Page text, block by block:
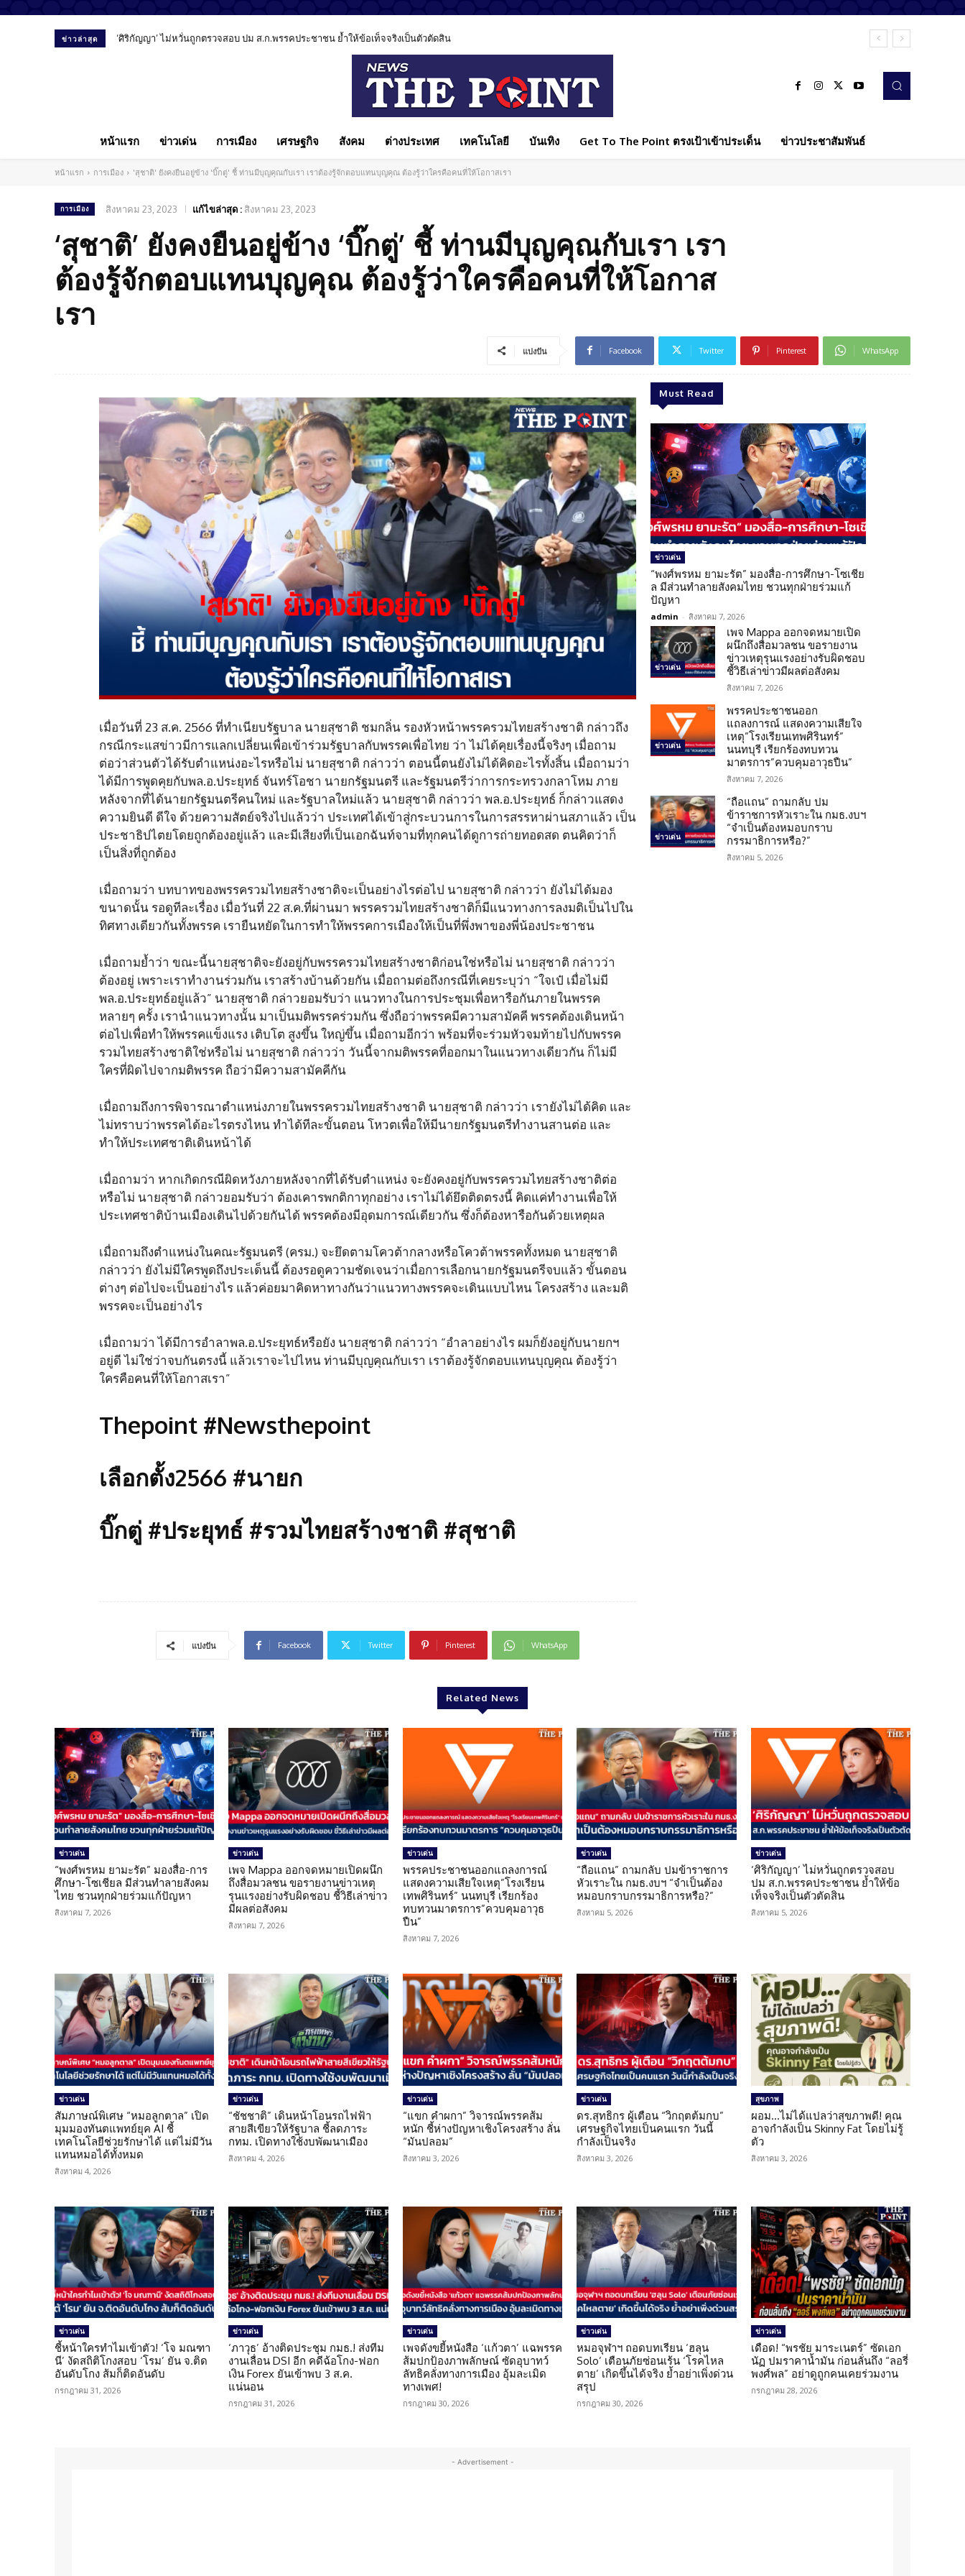
ข่าวล่าสุด “พงศ์พรหม ยามะรัต” มองสื่อ-การศึกษา-โซเชียล มีส่วนทำลายสังคมไทย ชวนทุกฝ่ายร่วมแก้ปัญหา
‘ศิริกัญญา’ ไม่หวั่นถูกตรวจสอบ ปม ส.ก.พรรคประชาชน ย้ำให้ข้อเท็จจริงเป็นตัวตัดสิน
หน้าแรก ข่าวเด่น การเมือง เศรษฐกิจ สังคม ต่างประเทศ เทคโนโลยี บันเทิง Get To The Point ตรงเป้าเข้าประเด็น ข่าวประชาสัมพันธ์
หน้าแรก การเมือง 'สุชาติ' ยังคงยืนอยู่ข้าง 'บิ๊กตู่' ชี้ ท่านมีบุญคุณกับเรา เราต้องรู้จักตอบแทนบุญคุณ ต้องรู้ว่าใครคือคนที่ให้โอกาสเรา
การเมือง สิงหาคม 23, 2023 แก้ไขล่าสุด : สิงหาคม 23, 2023
‘สุชาติ’ ยังคงยืนอยู่ข้าง ‘บิ๊กตู่’ ชี้ ท่านมีบุญคุณกับเรา เรา
ต้องรู้จักตอบแทนบุญคุณ ต้องรู้ว่าใครคือคนที่ให้โอกาส
เรา
แบ่งปัน Facebook Twitter Pinterest WhatsApp
เมื่อวันที่ 23 ส.ค. 2566 ที่ทำเนียบรัฐบาล นายสุชาติ ชมกลิ่น รองหัวหน้าพรรครวมไทยสร้างชาติ กล่าวถึง
กรณีกระแสข่าวมีการแลกเปลี่ยนเพื่อเข้าร่วมรัฐบาลกับพรรคเพื่อไทย ว่า ไม่ได้คุยเรื่องนี้จริงๆ เมื่อถาม
ต่อว่าส่วนตัวได้รับตำแหน่งอะไรหรือไม่ นายสุชาติ กล่าวว่า ตอนนี้ตนยังไม่ได้คิดอะไรทั้งสิ้น เมื่อถามว่า
ได้มีการพูดคุยกับพล.อ.ประยุทธ์ จันทร์โอชา นายกรัฐมนตรี และรัฐมนตรีว่าการกระทรวงกลาโหม ภาย
หลังจากที่ได้นายกรัฐมนตรีคนใหม่ และรัฐบาลใหม่แล้ว นายสุชาติ กล่าวว่า พล.อ.ประยุทธ์ ก็กล่าวแสดง
ความยินดี ดีใจ ด้วยความสัตย์จริงไปแล้วว่า ประเทศได้เข้าสู่กระบวนการในการสรรหาผ่านสภาแล้ว เป็น
ประชาธิปไตยโดยถูกต้องอยู่แล้ว และมีเสียงที่เป็นเอกฉันท์จามที่ทุกคนได้ดูการถ่ายทอดสด ตนคิดว่าก็
เป็นสิ่งที่ถูกต้อง
เมื่อถามว่า บทบาทของพรรครวมไทยสร้างชาติจะเป็นอย่างไรต่อไป นายสุชาติ กล่าวว่า ยังไม่ได้มอง
ขนาดนั้น รอดูทีละเรื่อง เมื่อวันที่ 22 ส.ค.ที่ผ่านมา พรรครวมไทยสร้างชาติก็มีแนวทางการลงมติเป็นไปใน
ทิศทางเดียวกันทั้งพรรค เรายืนหยัดในการทำให้พรรคการเมืองให้เป็นที่พึ่งพาของพี่น้องประชาชน
เมื่อถามย้ำว่า ขณะนี้นายสุชาติจะยังอยู่กับพรรครวมไทยสร้างชาติก่อนใช่หรือไม่ นายสุชาติ กล่าวว่า
ต้องอยู่ เพราะเราทำงานร่วมกัน เราสร้างบ้านด้วยกัน เมื่อถามต่อถึงกรณีที่เคยระบุว่า “ใจเป๋ เมื่อไม่มี
พล.อ.ประยุทธ์อยู่แล้ว” นายสุชาติ กล่าวยอมรับว่า แนวทางในการประชุมเพื่อหารือกันภายในพรรค
หลายๆ ครั้ง เรานำแนวทางนั้น มาเป็นมติพรรคร่วมกัน ซึ่งถือว่าพรรคมีความสามัคคี พรรคต้องเดินหน้า
ต่อไปเพื่อทำให้พรรคแข็งแรง เติบโต สูงขึ้น ใหญ่ขึ้น เมื่อถามอีกว่า พร้อมที่จะร่วมหัวจมท้ายไปกับพรรค
รวมไทยสร้างชาติใช่หรือไม่ นายสุชาติ กล่าวว่า วันนี้จากมติพรรคที่ออกมาในแนวทางเดียวกัน ก็ไม่มี
ใครที่ผิดไปจากมติพรรค ถือว่ามีความสามัคคีกัน
เมื่อถามถึงการพิจารณาตำแหน่งภายในพรรครวมไทยสร้างชาติ นายสุชาติ กล่าวว่า เรายังไม่ได้คิด และ
ไม่ทราบว่าพรรคได้อะไรตรงไหน ทำได้ทีละขั้นตอน โหวตเพื่อให้มีนายกรัฐมนตรีทำงานสานต่อ และ
ทำให้ประเทศชาติเดินหน้าได้
เมื่อถามว่า หากเกิดกรณีผิดหวังภายหลังจากที่ได้รับตำแหน่ง จะยังคงอยู่กับพรรครวมไทยสร้างชาติต่อ
หรือไม่ นายสุชาติ กล่าวยอมรับว่า ต้องเคารพกติกาทุกอย่าง เราไม่ได้ยึดติดตรงนี้ คิดแค่ทำงานเพื่อให้
ประเทศชาติบ้านเมืองเดินไปด้วยกันได้ พรรคต้องมีอุดมการณ์เดียวกัน ซึ่งก็ต้องหารือกันด้วยเหตุผล
เมื่อถามถึงตำแหน่งในคณะรัฐมนตรี (ครม.) จะยึดตามโควต้ากลางหรือโควต้าพรรคทั้งหมด นายสุชาติ
กล่าวว่า ยังไม่มีใครพูดถึงประเด็นนี้ ต้องรอดูความชัดเจนว่าเมื่อการเลือกนายกรัฐมนตรีจบแล้ว ขั้นตอน
ต่างๆ ต่อไปจะเป็นอย่างไร แล้วค่อยมาคิดหาทางกันว่าแนวทางพรรคจะเดินแบบไหน โครงสร้าง และมติ
พรรคจะเป็นอย่างไร
เมื่อถามว่า ได้มีการอำลาพล.อ.ประยุทธ์หรือยัง นายสุชาติ กล่าวว่า “อำลาอย่างไร ผมก็ยังอยู่กับนายกฯ
อยู่ดี ไม่ใช่ว่าจบกันตรงนี้ แล้วเราจะไปไหน ท่านมีบุญคุณกับเรา เราต้องรู้จักตอบแทนบุญคุณ ต้องรู้ว่า
ใครคือคนที่ให้โอกาสเรา”
Thepoint #Newsthepoint
เลือกตั้ง2566 #นายก
บิ๊กตู่ #ประยุทธ์ #รวมไทยสร้างชาติ #สุชาติ
แบ่งปัน Facebook Twitter Pinterest WhatsApp
Must Read
ข่าวเด่น
“พงศ์พรหม ยามะรัต” มองสื่อ-การศึกษา-โซเชีย
ล มีส่วนทำลายสังคมไทย ชวนทุกฝ่ายร่วมแก้
ปัญหา
admin - สิงหาคม 7, 2026
ข่าวเด่น
เพจ Mappa ออกจดหมายเปิด
ผนึกถึงสื่อมวลชน ขอรายงาน
ข่าวเหตุรุนแรงอย่างรับผิดชอบ
ชี้วิธีเล่าข่าวมีผลต่อสังคม
สิงหาคม 7, 2026
ข่าวเด่น
พรรคประชาชนออก
แถลงการณ์ แสดงความเสียใจ
เหตุ”โรงเรียนเทพศิรินทร์”
นนทบุรี เรียกร้องทบทวน
มาตรการ”ควบคุมอาวุธปืน”
สิงหาคม 7, 2026
ข่าวเด่น
“ถือแถน” ถามกลับ ปม
ข้าราชการหัวเราะใน กมธ.งบฯ
“จำเป็นต้องหมอบกราบ
กรรมาธิการหรือ?”
สิงหาคม 5, 2026
Related News
ข่าวเด่น
“พงศ์พรหม ยามะรัต” มองสื่อ-การ
ศึกษา-โซเชียล มีส่วนทำลายสังคม
ไทย ชวนทุกฝ่ายร่วมแก้ปัญหา
สิงหาคม 7, 2026
ข่าวเด่น
เพจ Mappa ออกจดหมายเปิดผนึก
ถึงสื่อมวลชน ขอรายงานข่าวเหตุ
รุนแรงอย่างรับผิดชอบ ชี้วิธีเล่าข่าว
มีผลต่อสังคม
สิงหาคม 7, 2026
ข่าวเด่น
พรรคประชาชนออกแถลงการณ์
แสดงความเสียใจเหตุ”โรงเรียน
เทพศิรินทร์” นนทบุรี เรียกร้อง
ทบทวนมาตรการ”ควบคุมอาวุธ
ปืน”
สิงหาคม 7, 2026
ข่าวเด่น
“ถือแถน” ถามกลับ ปมข้าราชการ
หัวเราะใน กมธ.งบฯ “จำเป็นต้อง
หมอบกราบกรรมาธิการหรือ?”
สิงหาคม 5, 2026
ข่าวเด่น
‘ศิริกัญญา’ ไม่หวั่นถูกตรวจสอบ
ปม ส.ก.พรรคประชาชน ย้ำให้ข้อ
เท็จจริงเป็นตัวตัดสิน
สิงหาคม 5, 2026
ข่าวเด่น
สัมภาษณ์พิเศษ “หมอลูกตาล” เปิด
มุมมองทันตแพทย์ยุค AI ชี้
เทคโนโลยีช่วยรักษาได้ แต่ไม่มีวัน
แทนหมอได้ทั้งหมด
สิงหาคม 4, 2026
ข่าวเด่น
“ชัชชาติ” เดินหน้าโอนรถไฟฟ้า
สายสีเขียวให้รัฐบาล ชี้ลดภาระ
กทม. เปิดทางใช้งบพัฒนาเมือง
สิงหาคม 4, 2026
ข่าวเด่น
“แขก คำผกา” วิจารณ์พรรคส้ม
หนัก ชี้ห่างปัญหาเชิงโครงสร้าง ลั่น
“มันปลอม”
สิงหาคม 3, 2026
ข่าวเด่น
ดร.สุทธิกร ผู้เตือน “วิกฤตต้มกบ”
เศรษฐกิจไทยเป็นคนแรก วันนี้
กำลังเป็นจริง
สิงหาคม 3, 2026
สุขภาพ
ผอม…ไม่ได้แปลว่าสุขภาพดี! คุณ
อาจกำลังเป็น Skinny Fat โดยไม่รู้
ตัว
สิงหาคม 3, 2026
ข่าวเด่น
ชี้หน้าใครทำไมเข้าตัว! ‘โจ มณฑา
นี’ งัดสถิติโกงสอบ ‘โรม’ ยัน จ.ติด
อันดับโกง ส้มก็ติดอันดับ
กรกฎาคม 31, 2026
ข่าวเด่น
‘ภาวุธ’ อ้างติดประชุม กมธ.! ส่งทีม
งานเลื่อน DSI อีก คดีฉ้อโกง-ฟอก
เงิน Forex ยันเข้าพบ 3 ส.ค.
แน่นอน
กรกฎาคม 31, 2026
ข่าวเด่น
เพจดังขยี้หนังสือ ‘แก้วตา’ แฉพรรค
ส้มปกป้องภาพลักษณ์ ซัดอุบาทว์
ลัทธิคลั่งทางการเมือง อุ้มละเมิด
ทางเพศ!
กรกฎาคม 30, 2026
ข่าวเด่น
หมอจุฬาฯ ถอดบทเรียน ‘ฮลุน
Solo’ เตือนภัยซ่อนเร้น ‘โรคไหล
ตาย’ เกิดขึ้นได้จริง ย้ำอย่าเพิ่งด่วน
สรุป
กรกฎาคม 30, 2026
ข่าวเด่น
เดือด! “พรชัย มาระเนตร์” ซัดเอก
นัฏ ปมราคาน้ำมัน ก่อนลั่นถึง “ลอรี่
พงศ์พล” อย่าดูถูกคนเคยร่วมงาน
กรกฎาคม 28, 2026
- Advertisement -